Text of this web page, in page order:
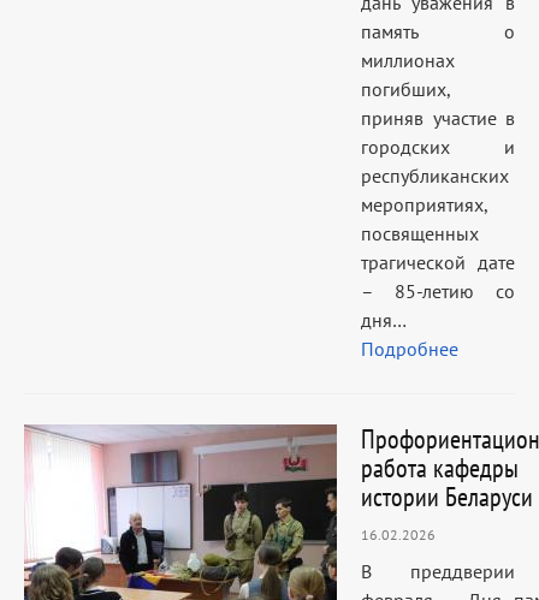
память о
миллионах
погибших,
приняв участие в
городских и
республиканских
мероприятиях,
посвященных
трагической дате
– 85-летию со
дня…
Подробнее
работа кафедры
истории Беларуси
16.02.2026
В